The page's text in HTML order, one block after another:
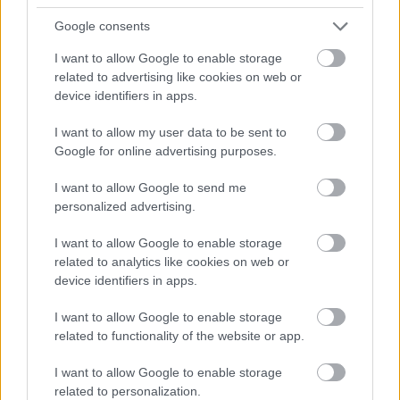
Google consents
I want to allow Google to enable storage
related to advertising like cookies on web or
device identifiers in apps.
I want to allow my user data to be sent to
Google for online advertising purposes.
I want to allow Google to send me
personalized advertising.
I want to allow Google to enable storage
related to analytics like cookies on web or
device identifiers in apps.
I want to allow Google to enable storage
related to functionality of the website or app.
I want to allow Google to enable storage
related to personalization.
a kerékpárgyár dolgozóinak megsegítéséről
azoknak a munkavállalóknak, akik a tószegi kerékpárgyár
bezárása...